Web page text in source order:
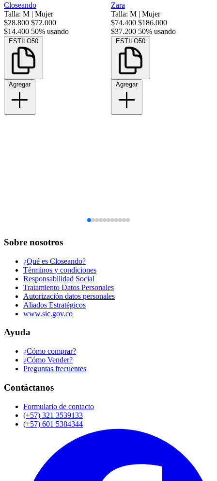
Closeando
Talla: M | Mujer
$28.800 $72.000
$14.400 50% usando
ESTILO50
Agregar
Zara
Talla: M | Mujer
$74.400 $186.000
$37.200 50% usando
ESTILO50
Agregar
Sobre nosotros
¿Qué es Closeando?
Términos y condiciones
Responsabilidad Social
Tratamiento Datos Personales
Autorización datos personales
Aliados Estratégicos
www.sic.gov.co
Ayuda
¿Cómo comprar?
¿Cómo Vender?
Preguntas frecuentes
Contáctanos
Formulario de contacto
(+57) 321 3539133
(+57) 601 5384344